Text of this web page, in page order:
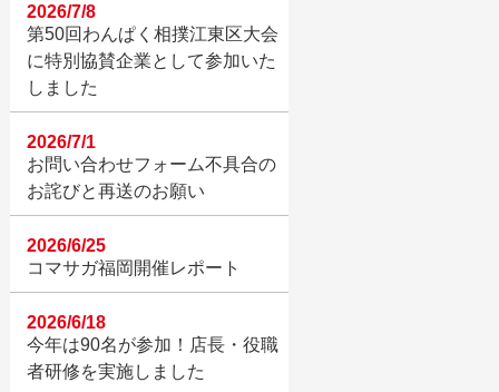
第50回わんぱく相撲江東区大会
に特別協賛企業として参加いた
しました
2026/7/8
お問い合わせフォーム不具合の
お詫びと再送のお願い
2026/7/1
コマサガ福岡開催レポート
2026/6/25
今年は90名が参加！店長・役職
者研修を実施しました
2026/6/18